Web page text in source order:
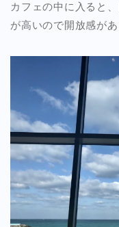
カフェの中に入ると
が高いので開放感があ